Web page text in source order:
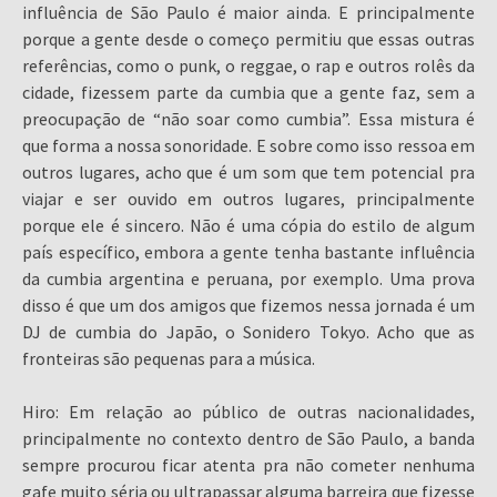
influência de São Paulo é maior ainda. E principalmente
porque a gente desde o começo permitiu que essas outras
referências, como o punk, o reggae, o rap e outros rolês da
cidade, fizessem parte da cumbia que a gente faz, sem a
preocupação de “não soar como cumbia”. Essa mistura é
que forma a nossa sonoridade. E sobre como isso ressoa em
outros lugares, acho que é um som que tem potencial pra
viajar e ser ouvido em outros lugares, principalmente
porque ele é sincero. Não é uma cópia do estilo de algum
país específico, embora a gente tenha bastante influência
da cumbia argentina e peruana, por exemplo. Uma prova
disso é que um dos amigos que fizemos nessa jornada é um
DJ de cumbia do Japão, o Sonidero Tokyo. Acho que as
fronteiras são pequenas para a música.
Hiro: Em relação ao público de outras nacionalidades,
principalmente no contexto dentro de São Paulo, a banda
sempre procurou ficar atenta pra não cometer nenhuma
gafe muito séria ou ultrapassar alguma barreira que fizesse